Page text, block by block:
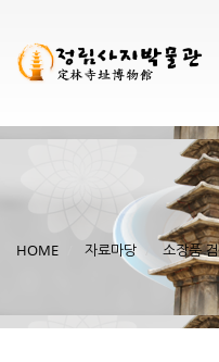
HOME 자료마당 소장품
스케
스케